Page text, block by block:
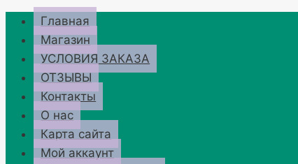
Перейти
содержимому
Главная
Магазин
УСЛОВИЯ ЗАКАЗА
ОТЗЫВЫ
Контакты
О нас
Карта сайта
Мой аккаунт